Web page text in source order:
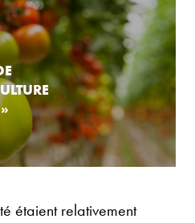
étaient relativement